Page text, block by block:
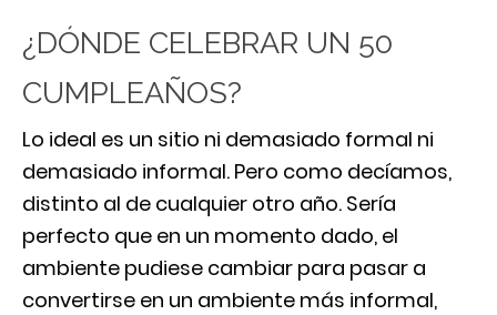
¿DÓNDE CELEBRAR UN 50
CUMPLEAÑOS?
Lo ideal es un sitio ni demasiado formal ni
demasiado informal. Pero como decíamos,
distinto al de cualquier otro año. Sería
perfecto que en un momento dado, el
ambiente pudiese cambiar para pasar a
convertirse en un ambiente más informal,